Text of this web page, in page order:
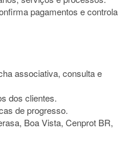
pagamentos e controla
associativa, consulta e
dos clientes.
de progresso.
Boa Vista, Cenprot BR,